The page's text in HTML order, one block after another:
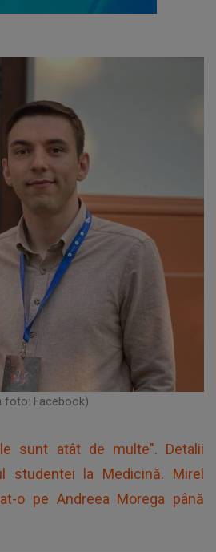
foto: Facebook)
sunt atât de multe". Detalii
studentei la Medicină. Mirel
o pe Andreea Morega până